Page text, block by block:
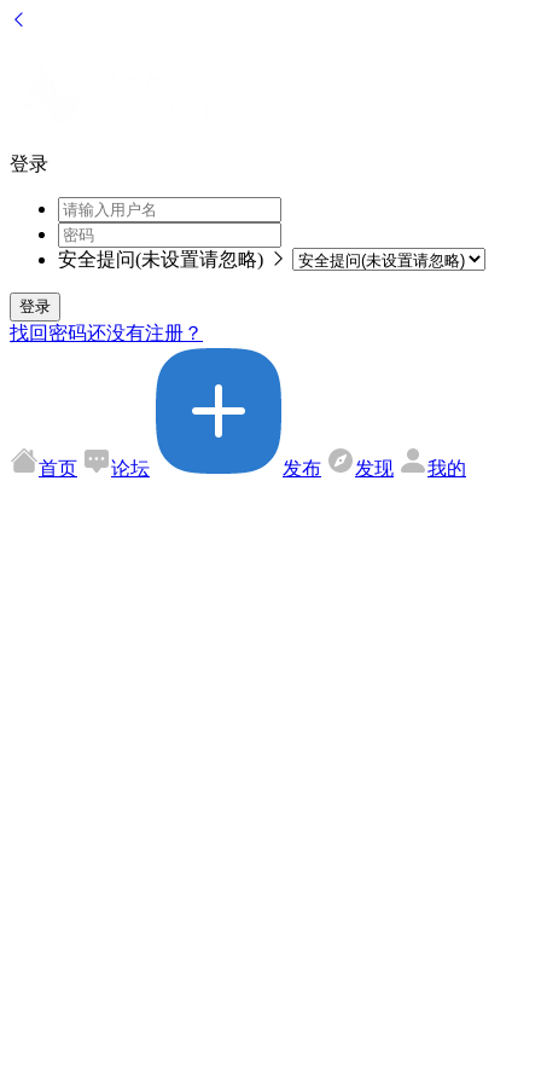
登录
安全提问(未设置请忽略)
登录
找回密码还没有注册？
首页 论坛 发布 发现 我的